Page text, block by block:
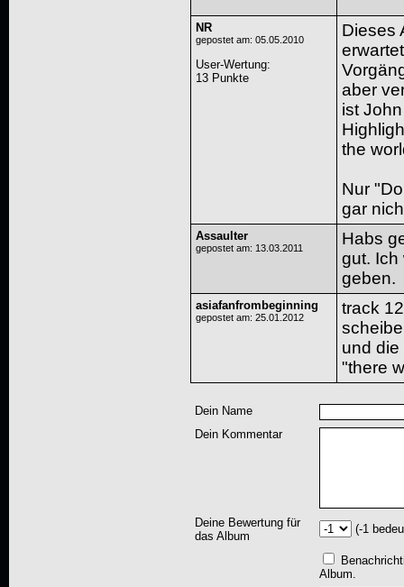
NR
gepostet am: 05.05.2010
User-Wertung:
13 Punkte
Dieses
aber
ist
the
Nur
gar
Assaulter
gepostet am: 13.03.2011
Habs
gut. Ich
geben.
asiafanfrombeginning
gepostet am: 25.01.2012
track
und
"there
Dein Name
Dein Kommentar
Deine Bewertung für
das Album
(-1
Album.